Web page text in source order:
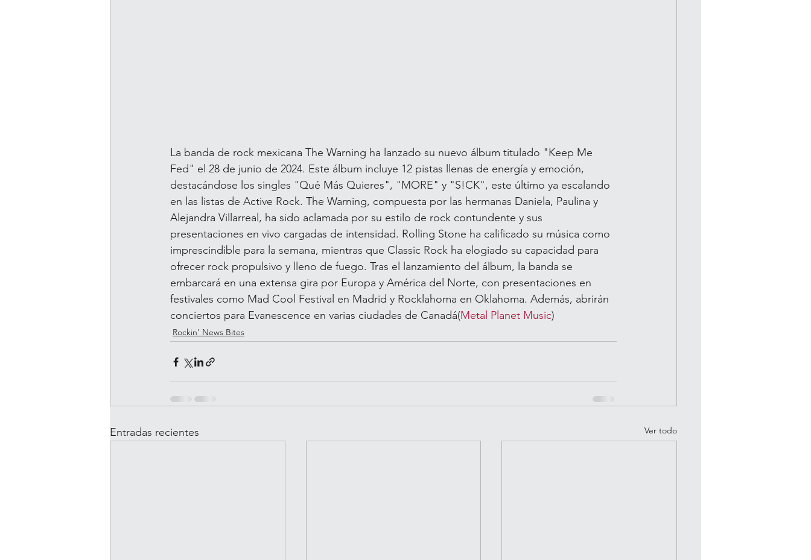
La banda de rock mexicana The Warning ha lanzado su nuevo álbum titulado "Keep Me
Fed" el 28 de junio de 2024. Este álbum incluye 12 pistas llenas de energía y emoción,
destacándose los singles "Qué Más Quieres", "MORE" y "S!CK", este último ya escalando
en las listas de Active Rock. The Warning, compuesta por las hermanas Daniela, Paulina y
Alejandra Villarreal, ha sido aclamada por su estilo de rock contundente y sus
presentaciones en vivo cargadas de intensidad. Rolling Stone ha calificado su música como
imprescindible para la semana, mientras que Classic Rock ha elogiado su capacidad para
ofrecer rock propulsivo y lleno de fuego. Tras el lanzamiento del álbum, la banda se
embarcará en una extensa gira por Europa y América del Norte, con presentaciones en
festivales como Mad Cool Festival en Madrid y Rocklahoma en Oklahoma. Además, abrirán
conciertos para Evanescence en varias ciudades de Canadá​(Metal Planet Music)​
Rockin' News Bites
Entradas recientes Ver todo